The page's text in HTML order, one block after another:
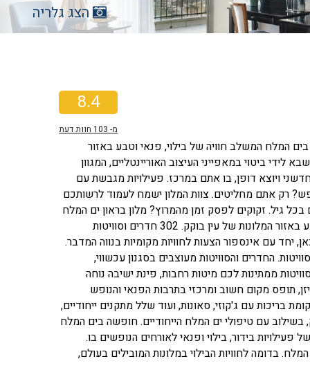
הצג גלריה
8.4
מ- 103חוות דעת
המלח המשלב חוויה של בילוי, פנאי וטבע באזור
ביטוי במאפייני העיצוב האוריינטליים, המגוון
ויוצא דופן, בו אתם במרכז. פעילויות מגבשת עם
רק אתם מחליטים. צוות המלון ישמח לעמוד לרשותכם
גיל. זקוקים לפסק זמן מהמרוץ? מלון בראון ים המלח
(לשעבר דניאל), מציע לכם נופש בים המלח המשלב חוויה של בילוי, פנאי, ספא וטבע באזור המלונות של עין בוקק. 302 חדרים וסוויטות
עם אינספור הצעות לחוויות מקומיות בנווה המדבר.
פאר וסוויטות: במלון בראון ים המלח ממתינים לכם 302 חדרי פאר, מתוכם 12 סוויטות. החדרים והסוויטות מעוצבים בסגנון עכשווי,
ממתינות לכם מיטות רחבות, פינת ישיבה נוחה
תופס מקום חשוב ומרכזי בתרבות הפנאי והנופש
עם ג'קוזי, סאונות, ועוד שלל מתקנים ייחודיים,
עם טיפולי ים המלח הייחודיים. חופשה בים המלח
בידור, בילוי ופנאי לאורחים הנופשים בו.
בדומה לחוויות הבילוי במלונות המובילים בעולם,